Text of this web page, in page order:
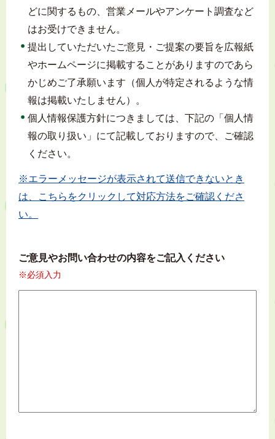
どに関するもの、営業メールやアンケート調査など
はお受けできません。
提出していただいたご意見・ご提案の要旨を広報紙
やホームページに掲載することがありますのであら
かじめご了承願います（個人が特定されるような情
報は掲載いたしません）。
個人情報保護方針につきましては、下記の「個人情
報の取り扱い」にて記載しておりますので、ご確認
ください。
※エラーメッセージが表示されて送信できないとき
は、こちらをクリックして対応方法をご確認くださ
い。
ご意見やお問い合わせの内容をご記入ください
※必須入力